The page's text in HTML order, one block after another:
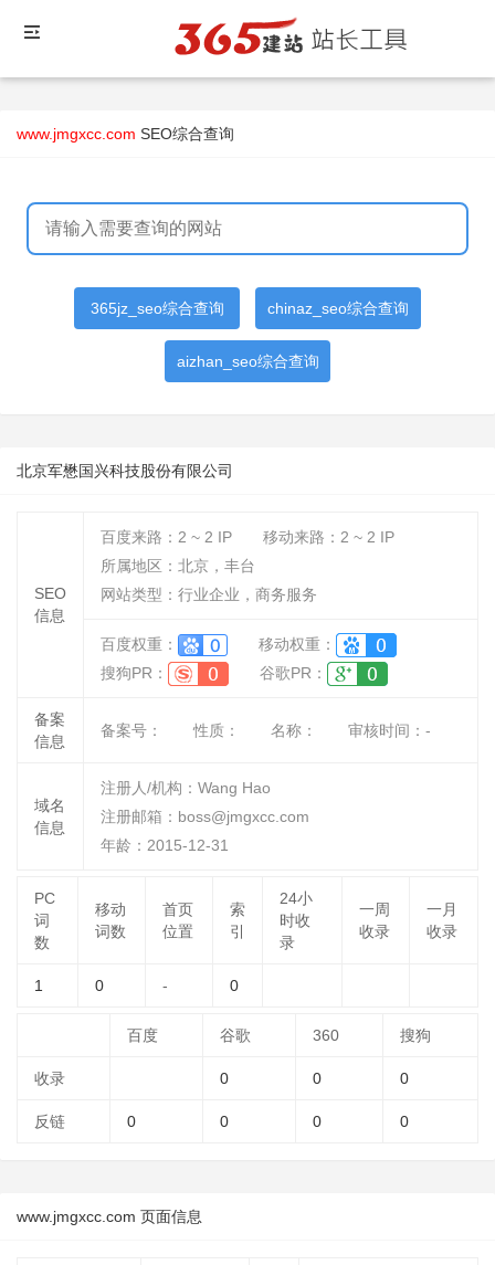
www.jmgxcc.com SEO综合查询
365jz_seo综合查询 chinaz_seo综合查询
aizhan_seo综合查询
北京军懋国兴科技股份有限公司
SEO
信息
百度来路： 2 ~ 2 IP 移动来路： 2 ~ 2 IP
所属地区：北京，丰台
网站类型：行业企业，商务服务
百度权重：
移动权重：
搜狗PR：
谷歌PR：
备案
信息
备案号： 性质： 名称： 审核时间： -
域名
信息
注册人/机构：Wang Hao
注册邮箱：boss@jmgxcc.com
年龄：2015-12-31
PC
词
数
移动
词数
首页
位置
索
引
24小
时收
录
一周
收录
一月
收录
1 0 - 0
百度 谷歌 360 搜狗
收录 0 0 0
反链 0 0 0 0
www.jmgxcc.com 页面信息